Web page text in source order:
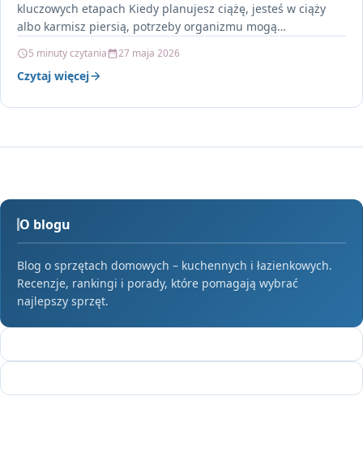
kluczowych etapach Kiedy planujesz ciążę, jesteś w ciąży
albo karmisz piersią, potrzeby organizmu mogą…
5 minuty czytania 27 maja 2026
Czytaj więcej
O blogu
Blog o sprzętach domowych – kuchennych i łazienkowych.
Recenzje, rankingi i porady, które pomagają wybrać
najlepszy sprzęt.